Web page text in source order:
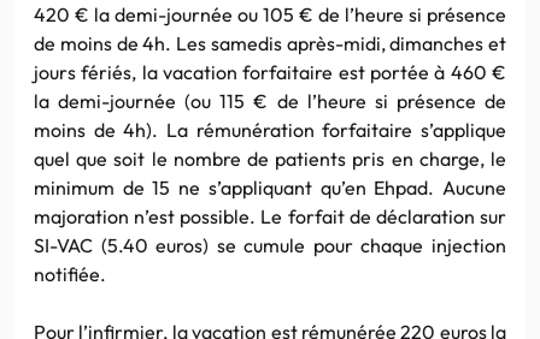
420 € la demi-journée ou 105 € de l’heure si présence
de moins de 4h. Les samedis après-midi, dimanches et
jours fériés, la vacation forfaitaire est portée à 460 €
la demi-journée (ou 115 € de l’heure si présence de
moins de 4h). La rémunération forfaitaire s’applique
quel que soit le nombre de patients pris en charge, le
minimum de 15 ne s’appliquant qu’en Ehpad. Aucune
majoration n’est possible. Le forfait de déclaration sur
SI-VAC (5.40 euros) se cumule pour chaque injection
notifiée.
Pour l’infirmier, la vacation est rémunérée 220 euros la